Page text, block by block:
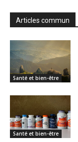
Articles commun
Santé et bien-être
Santé et bien-être